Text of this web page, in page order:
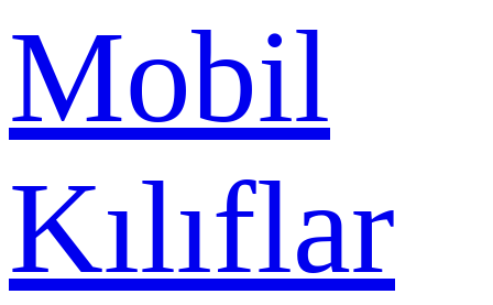
Mobil
Kılıflar